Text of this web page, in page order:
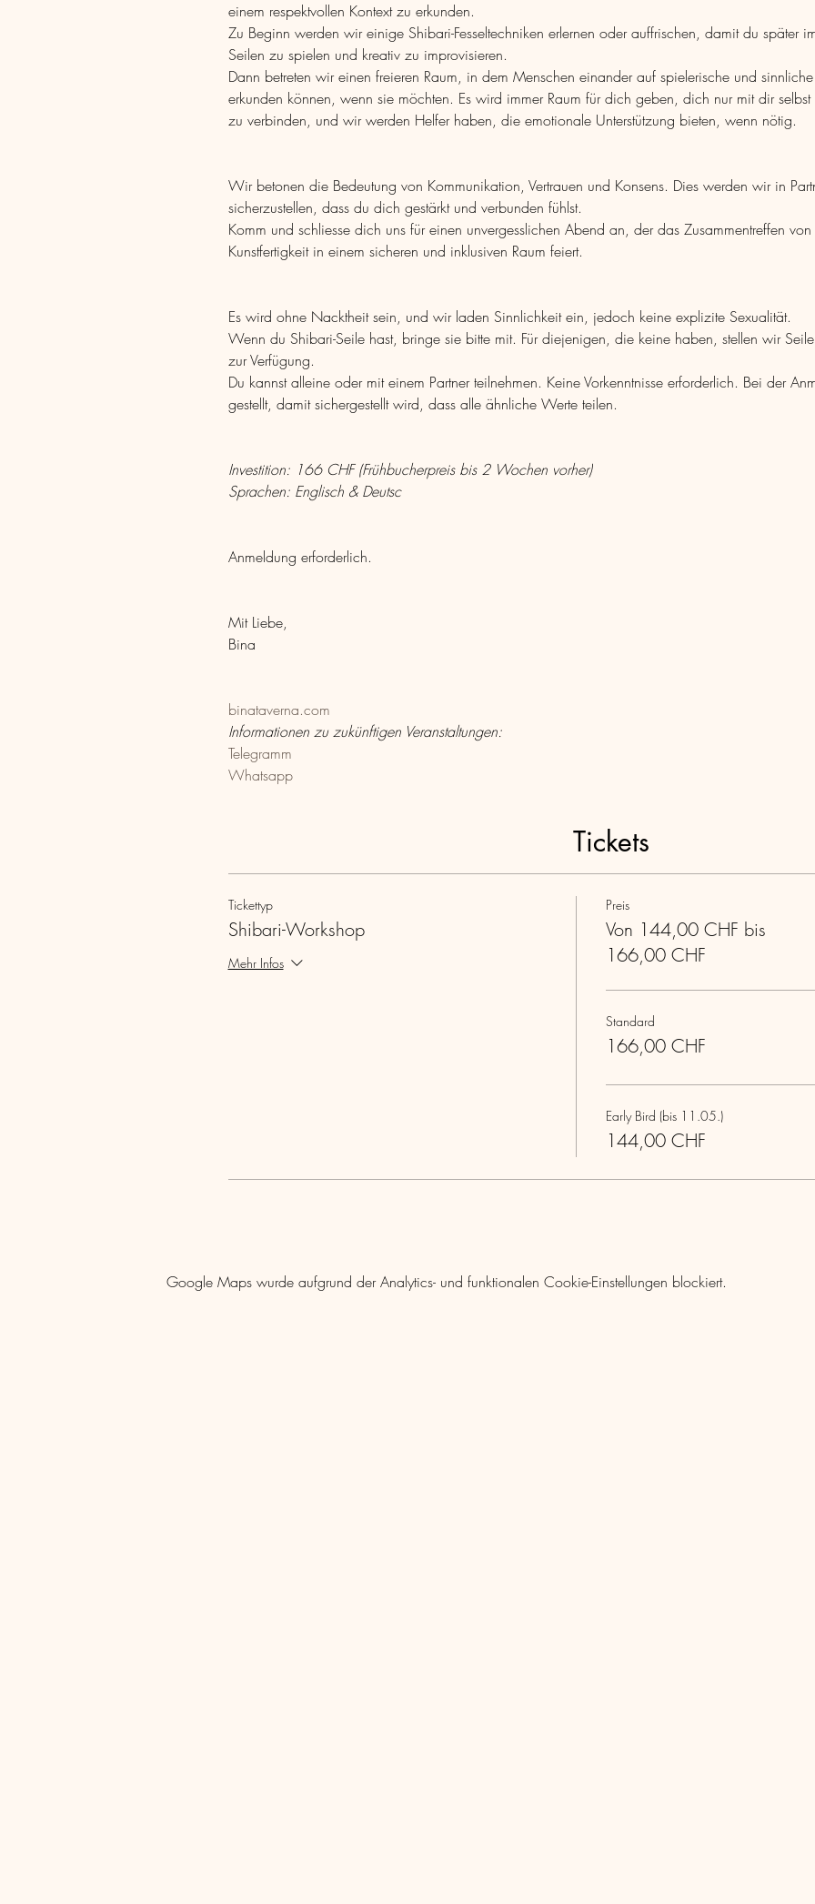
einem respektvollen Kontext zu erkunden.
Zu Beginn werden wir einige Shibari-Fesseltechniken erlernen oder auffrischen, damit du später
Seilen zu spielen und kreativ zu improvisieren.
Dann betreten wir einen freieren Raum, in dem Menschen einander auf spielerische und
erkunden können, wenn sie möchten. Es wird immer Raum für dich geben, dich nur mit dir
zu verbinden, und wir werden Helfer haben, die emotionale Unterstützung bieten, wenn nötig.
Wir betonen die Bedeutung von Kommunikation, Vertrauen und Konsens. Dies werden wir in
sicherzustellen, dass du dich gestärkt und verbunden fühlst.
Komm und schliesse dich uns für einen unvergesslichen Abend an, der das Zusammentreffen
Kunstfertigkeit in einem sicheren und inklusiven Raum feiert.
Es wird ohne Nacktheit sein, und wir laden Sinnlichkeit ein, jedoch keine explizite Sexualität.
Wenn du Shibari-Seile hast, bringe sie bitte mit. Für diejenigen, die keine haben, stellen wir
zur Verfügung.
Du kannst alleine oder mit einem Partner teilnehmen. Keine Vorkenntnisse erforderlich. Bei der
gestellt, damit sichergestellt wird, dass alle ähnliche Werte teilen.
Investition: 166 CHF (Frühbucherpreis bis 2 Wochen vorher)
Sprachen: Englisch & Deutsc
Anmeldung erforderlich.
Mit Liebe,
Bina
binataverna.com
Informationen zu zukünftigen Veranstaltungen:
Telegramm
Whatsapp
Tickets
Tickettyp
Shibari-Workshop
Mehr Infos
Preis
Von 144,00 CHF bis
166,00 CHF
Standard
166,00 CHF
Early Bird (bis 11.05.)
144,00 CHF
Google Maps wurde aufgrund der Analytics- und funktionalen Cookie-Einstellungen blockiert.